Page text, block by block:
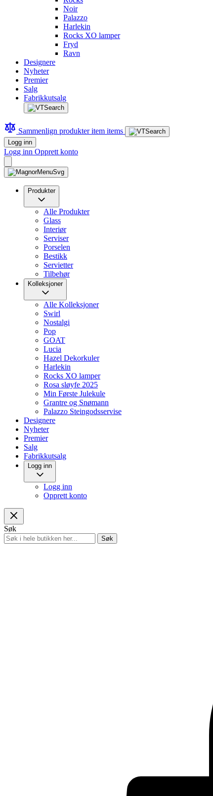
Noir
Palazzo
Harlekin
Rocks XO lamper
Fryd
Ravn
Designere
Nyheter
Premier
Salg
Fabrikkutsalg
Sammenlign produkteritem items
Logg inn
Logg inn Opprett konto
Produkter
Alle Produkter
Glass
Interiør
Serviser
Porselen
Bestikk
Servietter
Tilbehør
Kolleksjoner
Alle Kolleksjoner
Swirl
Nostalgi
Pop
GOAT
Lucia
Hazel Dekorkuler
Harlekin
Rocks XO lamper
Rosa sløyfe 2025
Min Første Julekule
Grantre og Snømann
Palazzo Steingodsservise
Designere
Nyheter
Premier
Salg
Fabrikkutsalg
Logg inn
Logg inn
Opprett konto
Søk
Søk